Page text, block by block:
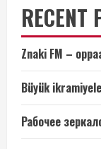
RECENT
Znaki FM –
Büyük
Рабочее